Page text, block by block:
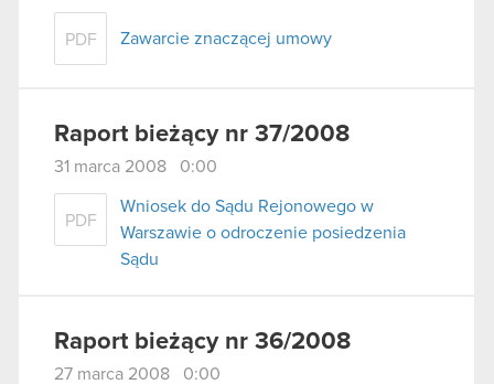
PDF Zawarcie znaczącej umowy
Raport bieżący nr 37/2008
31 marca 2008 0:00
PDF
Wniosek do Sądu Rejonowego w
Warszawie o odroczenie posiedzenia
Sądu
Raport bieżący nr 36/2008
27 marca 2008 0:00